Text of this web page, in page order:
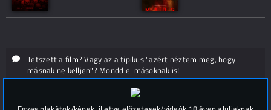
Tetszett a film? Vagy az a tipikus "azért néztem meg, hogy
másnak ne kelljen"? Mondd el másoknak is!
Hozzászólások (